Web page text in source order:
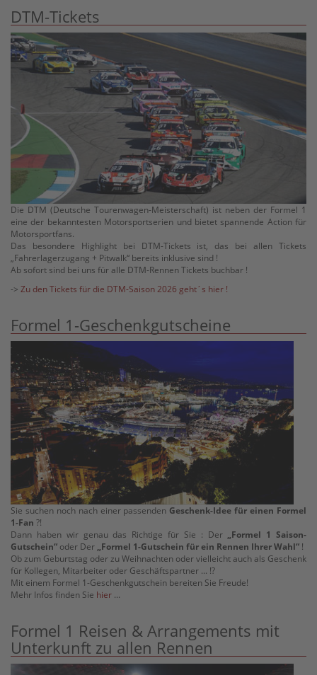
DTM-Tickets
Die DTM (Deutsche Tourenwagen-Meisterschaft) ist neben der Formel 1
eine der bekanntesten Motorsportserien und bietet spannende Action für
Motorsportfans.
Das besondere Highlight bei DTM-Tickets ist, das bei allen Tickets
„Fahrerlagerzugang + Pitwalk“ bereits inklusive sind !
Ab sofort sind bei uns für alle DTM-Rennen Tickets buchbar !
-> Zu den Tickets für die DTM-Saison 2026 geht´s hier !
Formel 1-Geschenkgutscheine
Sie suchen noch nach einer passenden Geschenk-Idee für einen Formel
1-Fan ?!
Dann haben wir genau das Richtige für Sie : Der „Formel 1 Saison-
Gutschein“ oder Der „Formel 1-Gutschein für ein Rennen Ihrer Wahl“ !
Ob zum Geburtstag oder zu Weihnachten oder vielleicht auch als Geschenk
für Kollegen, Mitarbeiter oder Geschäftspartner ... !?
Mit einem Formel 1-Geschenkgutschein bereiten Sie Freude!
Mehr Infos finden Sie hier ...
Formel 1 Reisen & Arrangements mit
Unterkunft zu allen Rennen